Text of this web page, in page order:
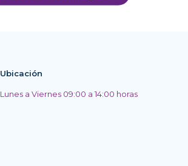
Ubicación
Lunes a Viernes 09:00 a 14:00 horas